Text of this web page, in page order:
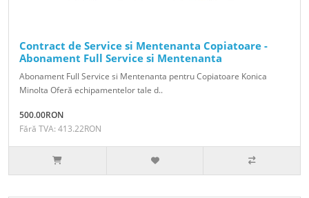
Contract de Service si Mentenanta Copiatoare -
Abonament Full Service si Mentenanta
Abonament Full Service si Mentenanta pentru Copiatoare Konica
Minolta Oferă echipamentelor tale d..
500.00RON
Fără TVA: 413.22RON